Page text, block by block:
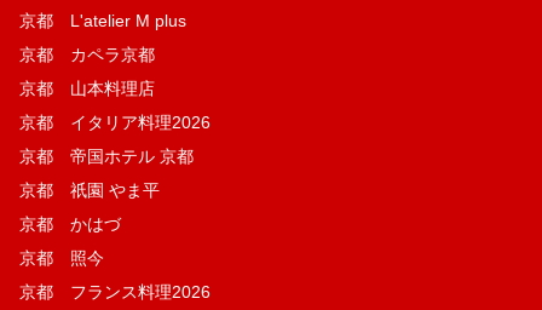
京都 L'atelier M plus
京都 カペラ京都
京都 山本料理店
京都 イタリア料理2026
京都 帝国ホテル 京都
京都 祇園 やま平
京都 かはづ
京都 照今
京都 フランス料理2026